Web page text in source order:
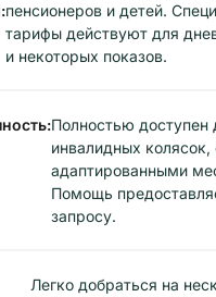
пенсионеров и детей.
тарифы действуют для
и некоторых показов.
Полностью доступен
инвалидных
адаптированными
Помощь
запросу.
Легко добраться на